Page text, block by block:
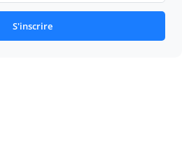
S'inscrire